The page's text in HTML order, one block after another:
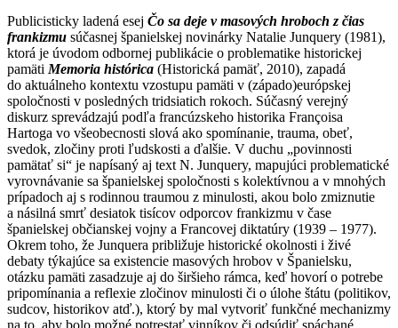
Publicisticky ladená esej Čo sa deje v masových hroboch z čias
frankizmu súčasnej španielskej novinárky Natalie Junquery (1981),
ktorá je úvodom odbornej publikácie o problematike historickej
pamäti Memoria histórica (Historická pamäť, 2010), zapadá
do aktuálneho kontextu vzostupu pamäti v (západo)európskej
spoločnosti v posledných tridsiatich rokoch. Súčasný verejný
diskurz sprevádzajú podľa francúzskeho historika Françoisa
Hartoga vo všeobecnosti slová ako spomínanie, trauma, obeť,
svedok, zločiny proti ľudskosti a ďalšie. V duchu „povinnosti
pamätať si“ je napísaný aj text N. Junquery, mapujúci problematické
vyrovnávanie sa španielskej spoločnosti s kolektívnou a v mnohých
prípadoch aj s rodinnou traumou z minulosti, akou bolo zmiznutie
a násilná smrť desiatok tisícov odporcov frankizmu v čase
španielskej občianskej vojny a Francovej diktatúry (1939 – 1977).
Okrem toho, že Junquera približuje historické okolnosti i živé
debaty týkajúce sa existencie masových hrobov v Španielsku,
otázku pamäti zasadzuje aj do širšieho rámca, keď hovorí o potrebe
pripomínania a reflexie zločinov minulosti či o úlohe štátu (politikov,
sudcov, historikov atď.), ktorý by mal vytvoriť funkčné mechanizmy
na to, aby bolo možné potrestať vinníkov či odsúdiť spáchané